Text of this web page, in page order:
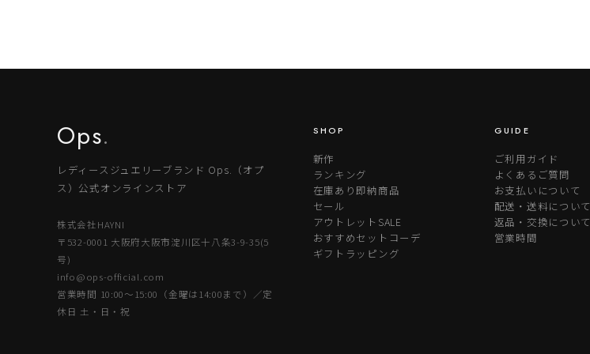
Ops.
レディースジュエリーブランド Ops.（オプ
ス）公式オンラインストア
株式会社HAYNI
〒532-0001 大阪府大阪市淀川区十八条3-9-35(5
号)
info@ops-official.com
営業時間 10:00〜15:00（金曜は14:00まで）／定
休日 土・日・祝
SHOP
新作
ランキング
在庫あり即納商品
セール
アウトレットSALE
おすすめセットコーデ
ギフトラッピング
GUIDE
ご利用ガイド
よくあるご質問
お支払いについて
配送・送料について
返品・交換について
営業時間